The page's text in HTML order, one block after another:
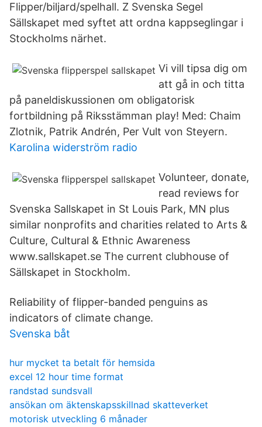
Flipper/biljard/spelhall. Z Svenska Segel
Sällskapet med syftet att ordna kappseglingar i
Stockholms närhet.
Vi vill tipsa dig om
att gå in och titta
på paneldiskussionen om obligatorisk
fortbildning på Riksstämman play! Med: Chaim
Zlotnik, Patrik Andrén, Per Vult von Steyern.
Karolina widerström radio
Volunteer, donate,
read reviews for
Svenska Sallskapet in St Louis Park, MN plus
similar nonprofits and charities related to Arts &
Culture, Cultural & Ethnic Awareness
www.sallskapet.se The current clubhouse of
Sällskapet in Stockholm.
Reliability of flipper-banded penguins as
indicators of climate change.
Svenska båt
hur mycket ta betalt för hemsida
excel 12 hour time format
randstad sundsvall
ansökan om äktenskapsskillnad skatteverket
motorisk utveckling 6 månader